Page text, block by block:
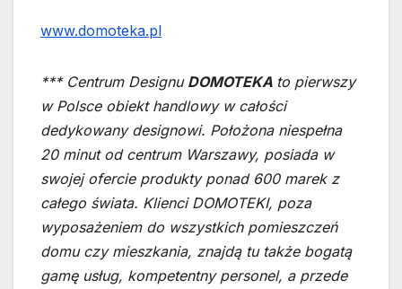
www.domoteka.pl
*** Centrum Designu DOMOTEKA to pierwszy
w Polsce obiekt handlowy w całości
dedykowany designowi. Położona niespełna
20 minut od centrum Warszawy, posiada w
swojej ofercie produkty ponad 600 marek z
całego świata. Klienci DOMOTEKI, poza
wyposażeniem do wszystkich pomieszczeń
domu czy mieszkania, znajdą tu także bogatą
gamę usług, kompetentny personel, a przede